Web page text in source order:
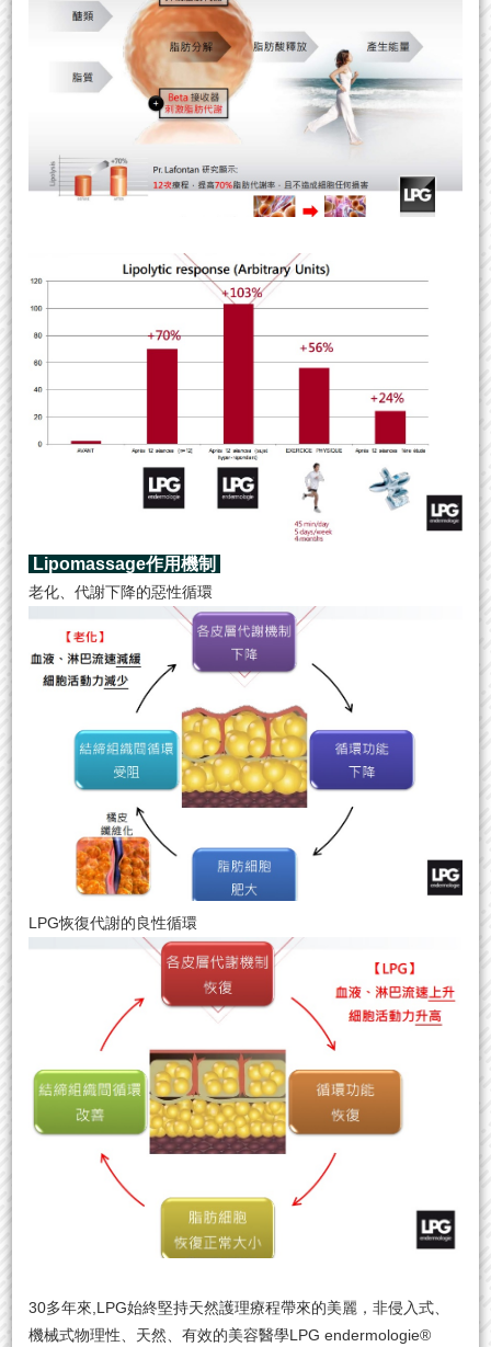
Lipomassage作用機制
老化、代謝下降的惡性循環
LPG恢復代謝的良性循環
30多年來,LPG始終堅持天然護理療程帶來的美麗，⾮侵⼊式、
機械式物理性、天然、有效的美容醫學LPG endermologie®